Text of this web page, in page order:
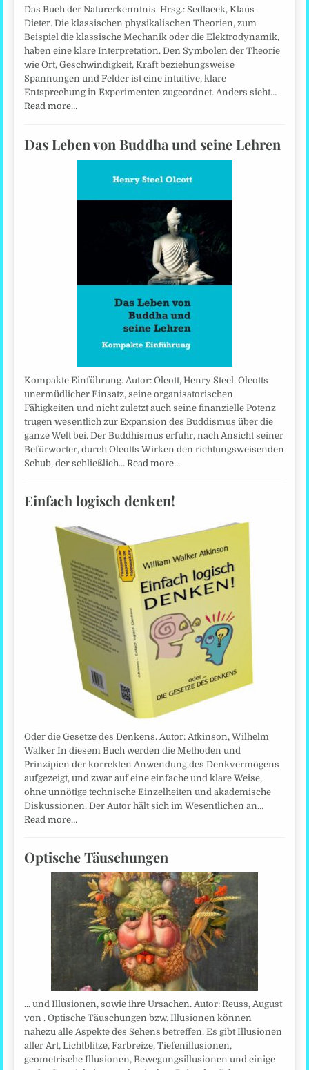
Das Buch der Naturerkenntnis. Hrsg.: Sedlacek, Klaus-
Dieter. Die klassischen physikalischen Theorien, zum
Beispiel die klassische Mechanik oder die Elektrodynamik,
haben eine klare Interpretation. Den Symbolen der Theorie
wie Ort, Geschwindigkeit, Kraft beziehungsweise
Spannungen und Felder ist eine intuitive, klare
Entsprechung in Experimenten zugeordnet. Anders sieht…
Read more…
Das Leben von Buddha und seine Lehren
Kompakte Einführung. Autor: Olcott, Henry Steel. Olcotts
unermüdlicher Einsatz, seine organisatorischen
Fähigkeiten und nicht zuletzt auch seine finanzielle Potenz
trugen wesentlich zur Expansion des Buddismus über die
ganze Welt bei. Der Buddhismus erfuhr, nach Ansicht seiner
Befürworter, durch Olcotts Wirken den richtungsweisenden
Schub, der schließlich…Read more…
Einfach logisch denken!
Oder die Gesetze des Denkens. Autor: Atkinson, Wilhelm
Walker In diesem Buch werden die Methoden und
Prinzipien der korrekten Anwendung des Denkvermögens
aufgezeigt, und zwar auf eine einfache und klare Weise,
ohne unnötige technische Einzelheiten und akademische
Diskussionen. Der Autor hält sich im Wesentlichen an…
Read more…
Optische Täuschungen
... und Illusionen, sowie ihre Ursachen. Autor: Reuss, August
von . Optische Täuschungen bzw. Illusionen können
nahezu alle Aspekte des Sehens betreffen. Es gibt Illusionen
aller Art, Lichtblitze, Farbreize, Tiefenillusionen,
geometrische Illusionen, Bewegungsillusionen und einige